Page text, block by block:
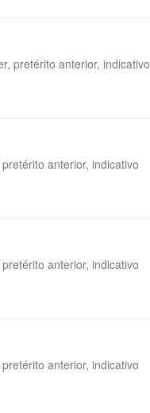
pretérito anterior, indicativo
anterior, indicativo
anterior, indicativo
anterior, indicativo